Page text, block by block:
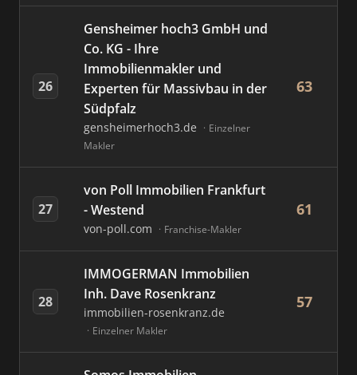
26
Gensheimer hoch3 GmbH und
Co. KG - Ihre
Immobilienmakler und
Experten für Massivbau in der
Südpfalz
gensheimerhoch3.de
Einzelner
Makler
63
27
von Poll Immobilien Frankfurt
- Westend
von-poll.com Franchise-Makler
61
28
IMMOGERMAN Immobilien
Inh. Dave Rosenkranz
immobilien-rosenkranz.de
Einzelner Makler
57